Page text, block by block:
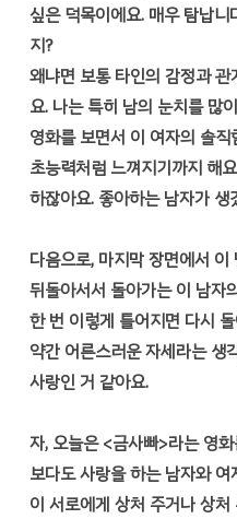
싶은 덕목이에요. 매우 탐납
지?
왜냐면 보통 타인의 감정과
요. 나는 특히 남의 눈치를 많
영화를 보면서 이 여자의 솔
초능력처럼 느껴지기까지 해
하잖아요. 좋아하는 남자가 생
다음으로, 마지막 장면에서
뒤돌아서서 돌아가는 이 남자
한 번 이렇게 틀어지면 다시
약간 어른스러운 자세라는 생
사랑인 거 같아요.
자, 오늘은 <금사빠>라는 영
보다도 사랑을 하는 남자와
이 서로에게 상처 주거나 상